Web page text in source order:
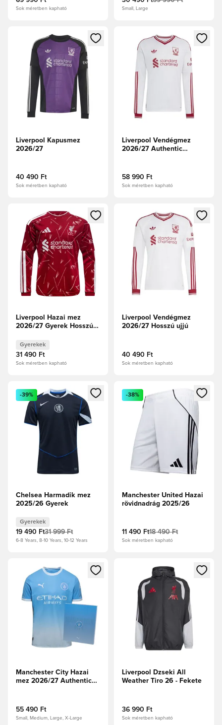
Sok méretben kapható Small, Large
Megnyit egy modált a bejelentkezéshez vagy a tagként
Liverpool Kapusmez
2026/27
40 490 Ft
Sok méretben kapható
Megnyit egy modált a
Liverpool Vendégmez
2026/27 Authentic
58 990 Ft
Sok méretben kapható
Megnyit egy modált a bejelentkezéshez vagy a tagként
Liverpool Hazai mez
2026/27 Gyerek Hosszú
Gyerekek
31 490 Ft
Sok méretben kapható
Megnyit egy modált a
Liverpool Vendégmez
2026/27 Hosszú ujjú
40 490 Ft
Sok méretben kapható
Megnyit egy modált a bejelentkezéshez vagy a tagként
-39%
Chelsea Harmadik mez
2025/26 Gyerek
Gyerekek
19 490 Ft31 999 Ft
6-8 Years, 8-10 Years, 10-12 Years
Megnyit egy modált a
-38%
Manchester United Hazai
rövidnadrág 2025/26
11 490 Ft18 490 Ft
Sok méretben kapható
Megnyit egy modált a bejelentkezéshez vagy a tagként
Manchester City Hazai
mez 2026/27 Authentic
55 490 Ft
Small, Medium, Large, X-Large
Megnyit egy modált a
Liverpool Dzseki All
Weather Tiro 26 - Fekete
36 990 Ft
Sok méretben kapható